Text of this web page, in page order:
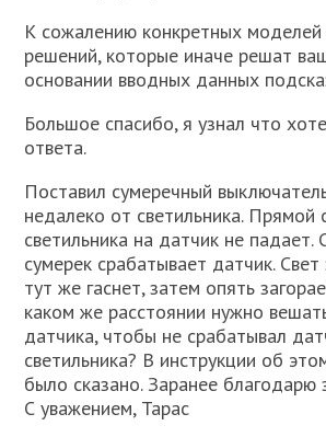
К сожалению конкретных
решений, которые иначе решат
основании вводных данных
Большое спасибо, я узнал что
ответа.
Поставил сумеречный
недалеко от светильника. Прямой
светильника на датчик не падает.
сумерек срабатывает датчик. Свет
тут же гаснет, затем опять
каком же расстоянии нужно
датчика, чтобы не срабатывал
светильника? В инструкции об
было сказано. Заранее благодарю
С уважением, Тарас